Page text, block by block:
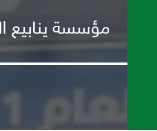
مؤسسة ينابيع